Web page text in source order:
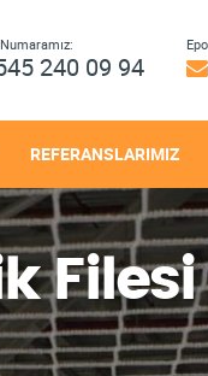
240 09 94
REFERANSLARIMIZ
Filesi